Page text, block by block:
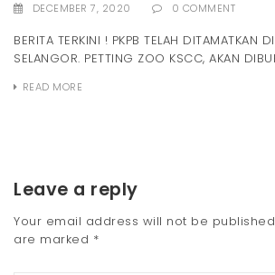
DECEMBER 7, 2020 0 COMMENT
BERITA TERKINI ! PKPB TELAH DITAMATKAN
SELANGOR. PETTING ZOO KSCC, AKAN
READ MORE
Leave a reply
Your email address will not be
are marked *